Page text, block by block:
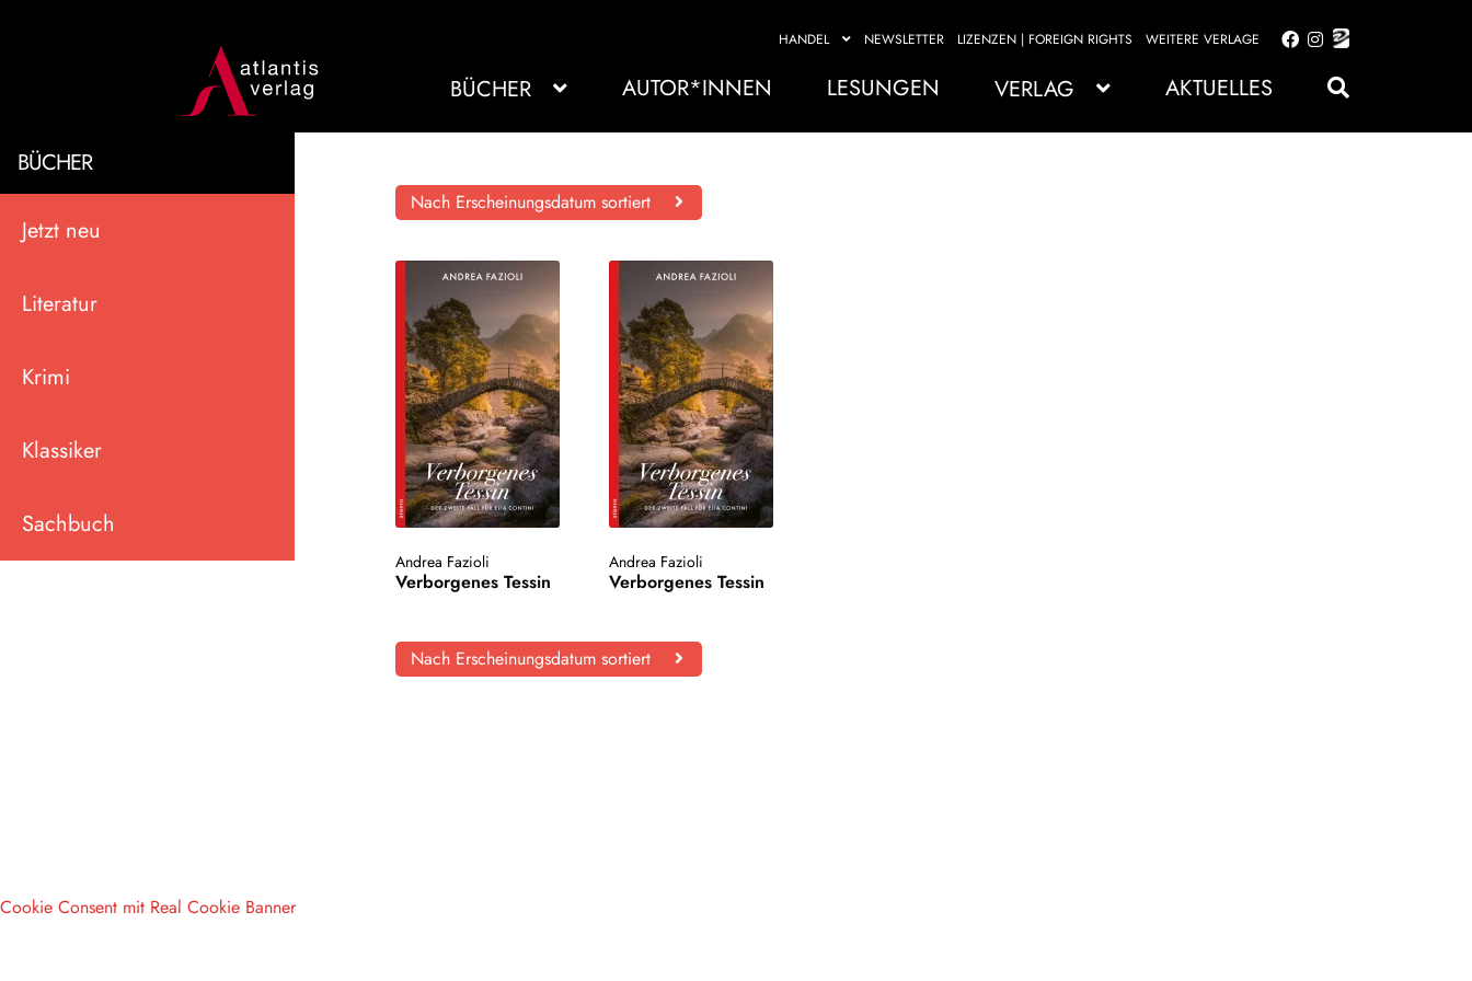
HANDEL NEWSLETTER LIZENZEN | FOREIGN RIGHTS WEITERE VERLAGE
Zur
springen
Zum
springen
BÜCHER AUTOR*INNEN LESUNGEN VERLAG AKTUELLES
BÜCHER
Jetzt neu
Literatur
Krimi
Klassiker
Sachbuch
Nach Erscheinungsdatum sortiert
Andrea Fazioli
Verborgenes Tessin
Andrea Fazioli
Verborgenes Tessin
Nach Erscheinungsdatum sortiert
Cookie Consent mit Real Cookie Banner